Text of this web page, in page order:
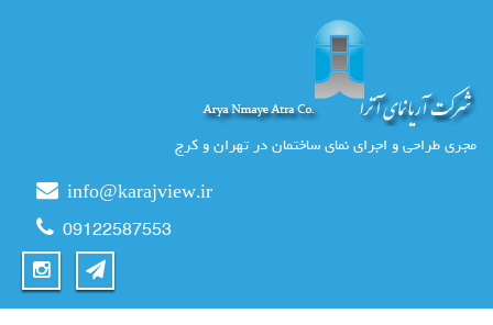
مجری طراحی و اجرای نمای ساختمان در تهران و کرج
info@karajview.ir
09122587553